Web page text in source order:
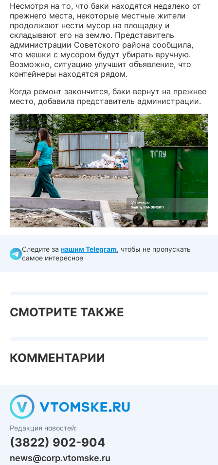
Несмотря на то, что баки находятся недалеко от
прежнего места, некоторые местные жители
продолжают нести мусор на площадку и
складывают его на землю. Представитель
администрации Советского района сообщила,
что мешки с мусором будут убирать вручную.
Возможно, ситуацию улучшит объявление, что
контейнеры находятся рядом.
Когда ремонт закончится, баки вернут на прежнее
место, добавила представитель администрации.
Следите за нашим Telegram, чтобы не пропускать
самое интересное
СМОТРИТЕ ТАКЖЕ
КОММЕНТАРИИ
Редакция новостей:
(3822) 902-904
news@corp.vtomske.ru